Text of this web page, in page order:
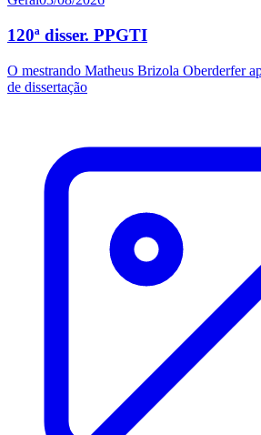
120ª disser. PPGTI
O mestrando Matheus Brizola Oberderfer
de dissertação